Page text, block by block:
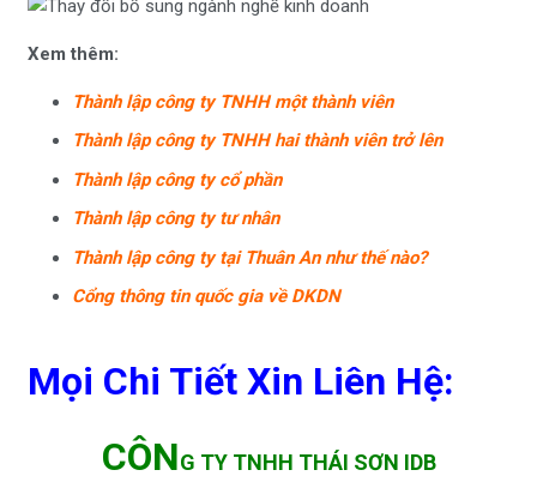
Xem thêm:
Thành lập công ty TNHH một thành viên
Thành lập công ty TNHH hai thành viên trở lên
Thành lập công ty cổ phần
Thành lập công ty tư nhân
Thành lập công ty tại Thuân An như thế nào?
Cổng thông tin quốc gia về DKDN
Mọi Chi Tiết Xin Liên Hệ:
CÔNG TY TNHH THÁI SƠN IDB